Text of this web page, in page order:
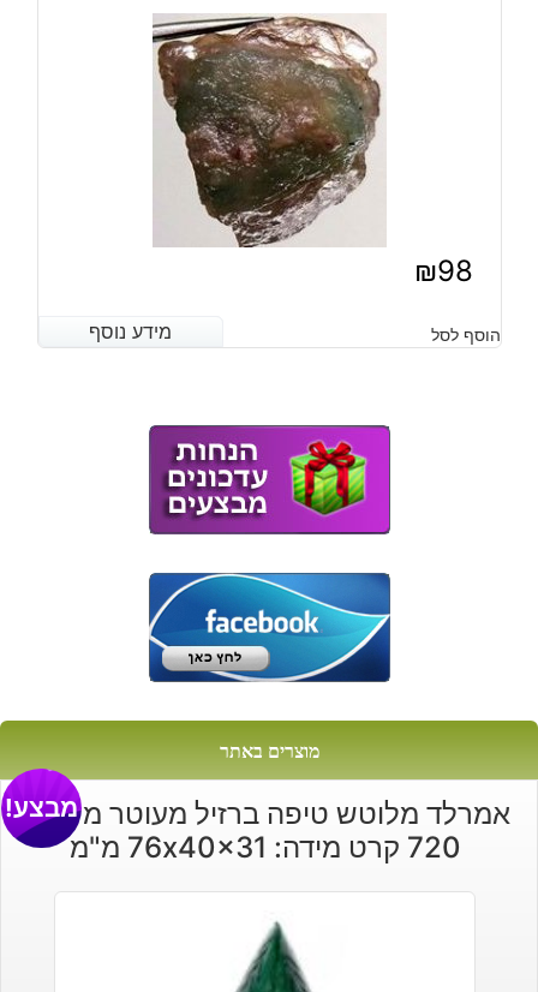
₪98
מידע נוסף הוסף לסל מידע נוסף
מוצרים באתר
אמרלד מלוטש טיפה ברזיל מעוטר משקל:
720 קרט מידה: 76x40x31 מ"מ
מבצע!